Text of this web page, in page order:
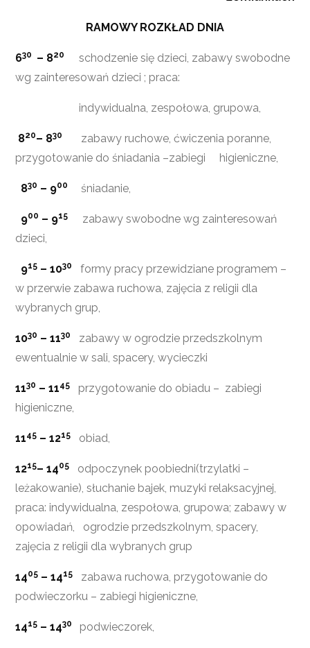
RAMOWY ROZKŁAD DNIA
630 – 820
schodzenie się dzieci, zabawy swobodne
wg zainteresowań dzieci ; praca:
indywidualna, zespołowa, grupowa,
820– 830
zabawy ruchowe, ćwiczenia poranne,
przygotowanie do śniadania –zabiegi higieniczne,
830 – 900 śniadanie,
900 – 915
zabawy swobodne wg zainteresowań
dzieci,
915 – 1030formy pracy przewidziane programem –
w przerwie zabawa ruchowa, zajęcia z religii dla
wybranych grup,
1030 – 1130
zabawy w ogrodzie przedszkolnym
ewentualnie w sali, spacery, wycieczki
1130 – 1145
przygotowanie do obiadu – zabiegi
higieniczne,
1145 – 1215 obiad,
1215– 1405
odpoczynek poobiedni(trzylatki –
leżakowanie), słuchanie bajek, muzyki relaksacyjnej,
praca: indywidualna, zespołowa, grupowa; zabawy w
opowiadań, ogrodzie przedszkolnym, spacery,
zajęcia z religii dla wybranych grup
1405 – 1415
zabawa ruchowa, przygotowanie do
podwieczorku – zabiegi higieniczne,
1415 – 1430 podwieczorek,